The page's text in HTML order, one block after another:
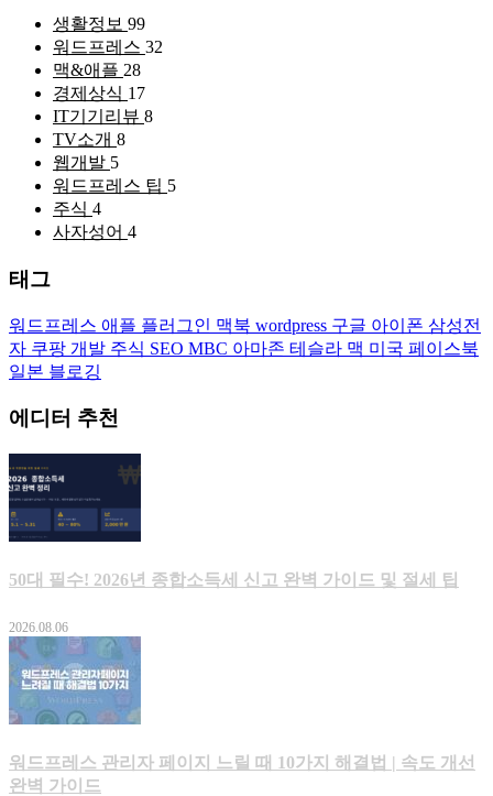
생활정보 99
워드프레스 32
맥&애플 28
경제상식 17
IT기기리뷰 8
TV소개 8
웹개발 5
워드프레스 팁 5
주식 4
사자성어 4
태그
워드프레스 애플 플러그인 맥북 wordpress 구글 아이폰 삼성전
자 쿠팡 개발 주식 SEO MBC 아마존 테슬라 맥 미국 페이스북
일본 블로깅
에디터 추천
50대 필수! 2026년 종합소득세 신고 완벽 가이드 및 절세 팁
2026.08.06
워드프레스 관리자 페이지 느릴 때 10가지 해결법 | 속도 개선
완벽 가이드